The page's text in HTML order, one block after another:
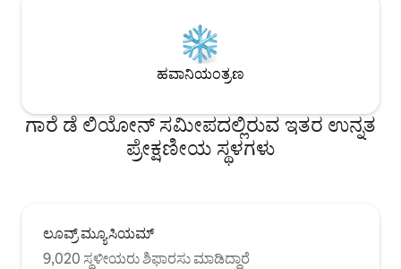
ಹವಾನಿಯಂತ್ರಣ
ಗಾರೆ ಡೆ ಲಿಯೋನ್ ಸಮೀಪದಲ್ಲಿರುವ ಇತರ ಉನ್ನತ
ಪ್ರೇಕ್ಷಣೀಯ ಸ್ಥಳಗಳು
ಲೂವ್ರ್ ಮ್ಯೂಸಿಯಮ್
9,020 ಸ್ಥಳೀಯರು ಶಿಫಾರಸು ಮಾಡಿದ್ದಾರೆ